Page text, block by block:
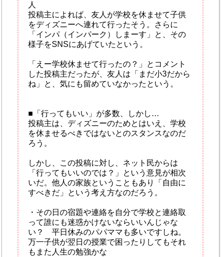
人
投稿主によれば、友人が学校を休ませて子供
をディズニーへ連れて行ったそう。さらに
「インパ（インパーク）しまーす」と、その
様子をSNSにあげていたという。
「えー学校休ませて行ったの？」とコメント
した投稿主だったが、友人は「まだ小3だから
ね」と、気にも留めていなかったという。
■「行ってもいい」が多数、しかし…
投稿主は、ディズニーのためとはいえ、学校
を休ませるべきではないとのスタンスなのだ
ろう。
しかし、この投稿に対し、ネット民からは
「行ってもいいのでは？」という意見が相次
いだ。他人の家族ということもあり「自由に
すべきだ」という考え方なのだろう。
・その日の宿題や連絡を自分で学校と連絡取
って誰にも迷惑かけないならいいんじゃな
い？ 平日休みのパパママも多いですしね。
万一子供が翌日の授業で困ったりしてもそれ
もまた人生の勉強かな